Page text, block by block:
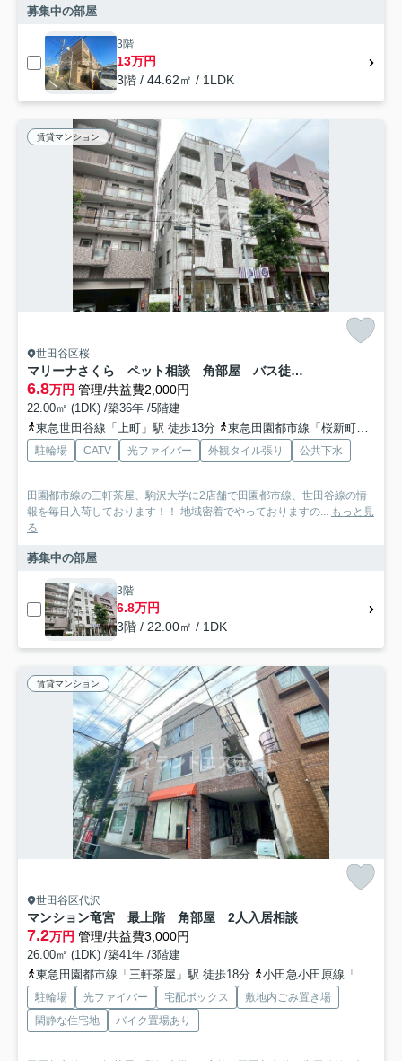
募集中の部屋
3階
13万円
3階 / 44.62㎡ / 1LDK
賃貸マンション
世田谷区桜
マリーナさくら ペット相談 角部屋 バス徒歩1分
6.8万円 管理/共益費2,000円
22.00㎡ (1DK) /築36年 /5階建
東急世田谷線「上町」駅 徒歩13分
東急田園都市線「桜新町」駅 徒歩18分
駐輪場 CATV 光ファイバー 外観タイル張り 公共下水
田園都市線の三軒茶屋、駒沢大学に2店舗で田園都市線、世田谷線の情
報を毎日入荷しております！！ 地域密着でやっておりますの... もっと見
る
募集中の部屋
3階
6.8万円
3階 / 22.00㎡ / 1DK
賃貸マンション
世田谷区代沢
マンション竜宮 最上階 角部屋 2人入居相談
7.2万円 管理/共益費3,000円
26.00㎡ (1DK) /築41年 /3階建
東急田園都市線「三軒茶屋」駅 徒歩18分
小田急小田原線「下北沢」駅 徒歩15分
駐輪場 光ファイバー 宅配ボックス
敷地内ごみ置き場
閑静な住宅地
バイク置場あり